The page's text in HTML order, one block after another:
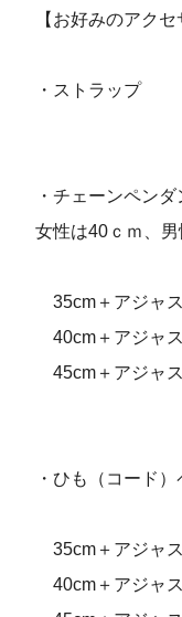
【お好みのアク
・ストラップ
・チェーンペンダ
女性は40ｃｍ、
35cm＋アジャ
40cm＋アジャ
45cm＋アジャ
・ひも（コード）
35cm＋アジャ
40cm＋アジャ